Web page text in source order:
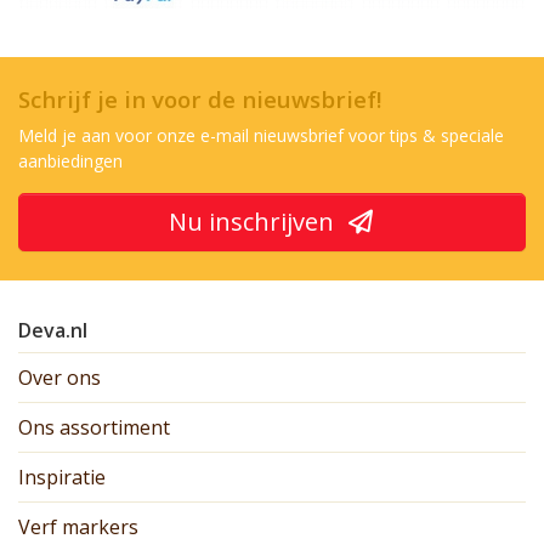
Schrijf je in voor de nieuwsbrief!
Meld je aan voor onze e-mail nieuwsbrief voor tips & speciale
aanbiedingen
Nu inschrijven
Deva.nl
Over ons
Ons assortiment
Inspiratie
Verf markers